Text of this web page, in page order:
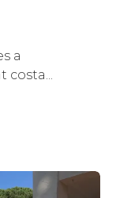
a
costa...